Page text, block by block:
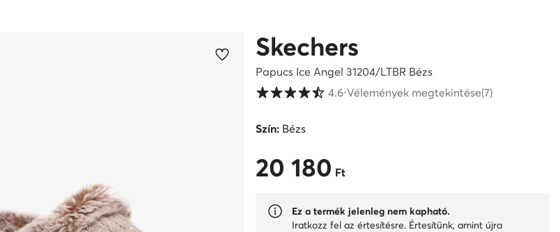
Skechers
Papucs Ice Angel 31204/LTBR Bézs
Vásárlói értékelések 1-5 skálán
4.6⋅Vélemények megtekintése(7)
Szín:Bézs
20 180 Ft
20 180 Ft
Ez a termék jelenleg nem kapható.
Iratkozz fel az értesítésre. Értesítünk, amint újra